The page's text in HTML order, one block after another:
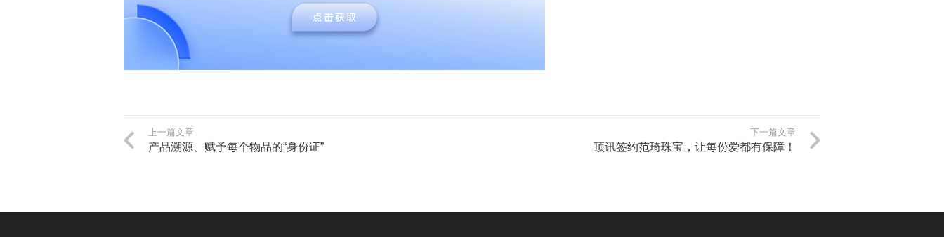
上一篇文章
产品溯源、赋予每个物品的“身份证”
下一篇文章
顶讯签约范琦珠宝，让每份爱都有保障！